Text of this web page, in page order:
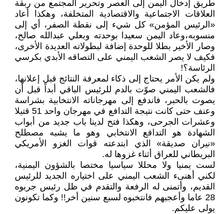
طريق إدخال اليمن إلى العصر وتحرير المجتمع من ربقة
العلاقات الاجتماعية والاقتصادية المتخلفة، وهكذا أعاد
«الرئيس المؤمن» كل شيء إلى نقطة الصفر، أي إلى
منسوبه،وعاد اليمن سعيدا بوحدته وبعلي عبدالله صالح،
وصار الأخير بطلا للوحدة إضافة لبطولاته العديدة الأخرى،
فكيف لا يصر الشعب اليمني على التصاقه الأبدي بكرسي
الرئاسة؟!
ولم يكن الأمر يحتاج إلى ذكاء لمعرفة النتائج قبل إعلانها،
فالشعب اليمني صوّت بالدم للرئيس الباقي أبداً قبل أن
يصوت بالحبر، فاندفع إلى مهرجاناته الانتخابية بشراسة
وعنف حتى كانت نتيجة التدافع في مهرجان واحد 51 قتيلا
وعشرات الجرحى، وهكذا فتح لدينا باب جديد من أبواب
الشهادة هو التدافع الانتخابي وهو ما يشبه مصطلح
«نيران صديقة» الذي ابتدعته قوات الغزو الأمريكي
البريطاني للعراق أثناء غزوها له.
لست يمنيا ولا محللا سياسيا مختصا بالشؤون اليمنية،
لكني أهنىء الشعب اليمني على اختياره الجديد للرئيس
القديم، وأتمنى له الرفعة والتقدم في ظل رئيس جربوه
28 عاما وأعجبهم فانتخبوه لسبع سنين أخر!! وكما تكونون
يولى عليكم.